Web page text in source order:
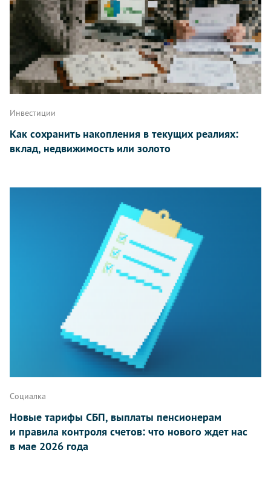
Инвестиции
Как сохранить накопления в текущих реалиях:
вклад, недвижимость или золото
Социалка
Новые тарифы СБП, выплаты пенсионерам
и правила контроля счетов: что нового ждет нас
в мае 2026 года